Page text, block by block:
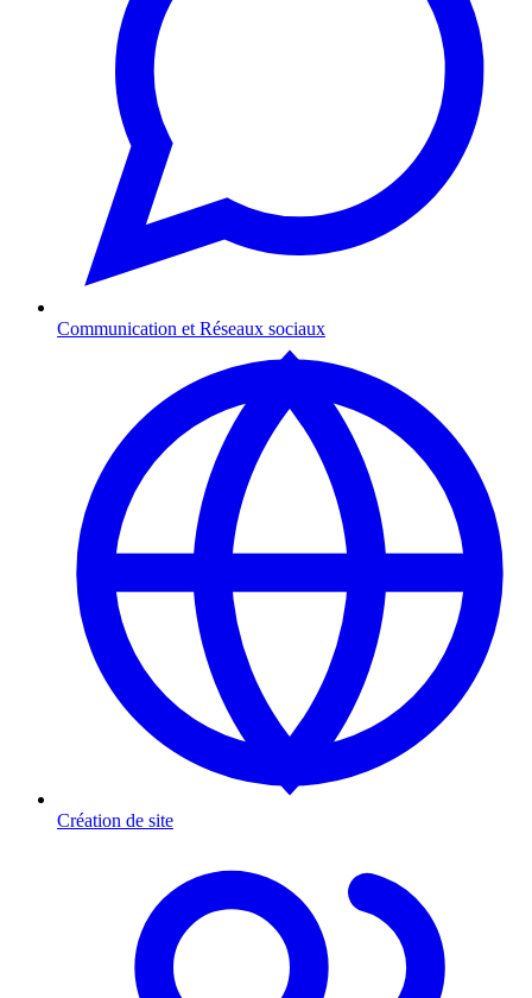
Communication et Réseaux sociaux
Création de site